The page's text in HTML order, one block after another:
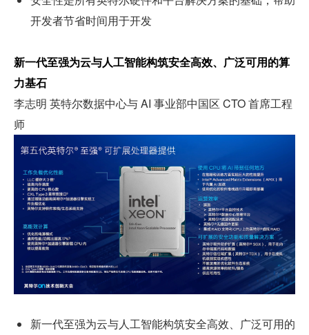
开发者节省时间用于开发
新一代至强为云与人工智能构筑安全高效、广泛可用的算
力基石
李志明 英特尔数据中心与 AI 事业部中国区 CTO 首席工程
师
新一代至强为云与人工智能构筑安全高效、广泛可用的